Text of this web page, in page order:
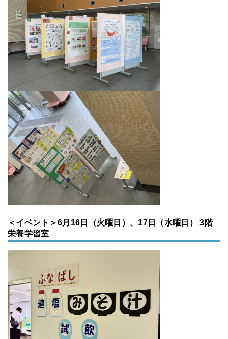
＜イベント＞6月16日（火曜日）、17日（水曜日） 3階
栄養学習室